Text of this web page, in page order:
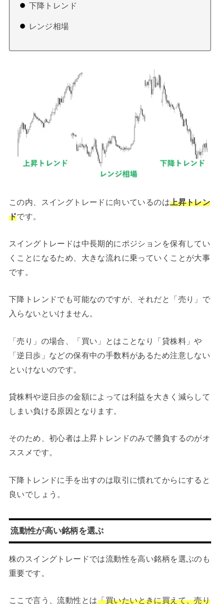
下降トレンド
レンジ相場
この内、スイングトレードに向いているのは上昇トレン
ドです。
スイングトレードは中長期的にポジションを保有してい
くことになるため、大きな流れに乗っていくことが大事
です。
下降トレンドでも可能なのですが、それだと「売り」で
入らないといけません。
「売り」の場合、「買い」とはことなり「貸株料」や
「逆日歩」などの保有中の手数料があるため注意しない
といけないのです。
貸株料や逆日歩の金額によっては利益を大きく減らして
しまい負ける原因となります。
そのため、初心者は上昇トレンドのみで勝負するのがオ
ススメです。
下降トレンドに手を出すのは取引に慣れてからにすると
良いでしょう。
流動性が高い銘柄を選ぶ
株のスイングトレードでは流動性を高い銘柄を選ぶのも
重要です。
ここで言う、流動性とは「買いたいときに買えて、売り